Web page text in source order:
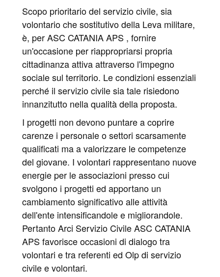
Scopo prioritario del servizio civile, sia
volontario che sostitutivo della Leva militare,
è, per ASC CATANIA APS , fornire
un'occasione per riappropriarsi propria
cittadinanza attiva attraverso l'impegno
sociale sul territorio. Le condizioni essenziali
perché il servizio civile sia tale risiedono
innanzitutto nella qualità della proposta.
I progetti non devono puntare a coprire
carenze i personale o settori scarsamente
qualificati ma a valorizzare le competenze
del giovane. I volontari rappresentano nuove
energie per le associazioni presso cui
svolgono i progetti ed apportano un
cambiamento significativo alle attività
dell'ente intensificandole e migliorandole.
Pertanto Arci Servizio Civile ASC CATANIA
APS favorisce occasioni di dialogo tra
volontari e tra referenti ed Olp di servizio
civile e volontari.